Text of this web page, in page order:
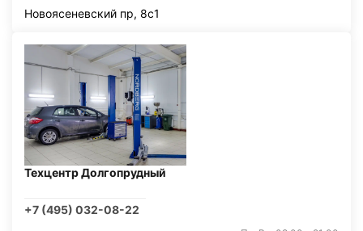
Новоясеневский пр, 8с1
Техцентр Долгопрудный
+7 (495) 032-08-22